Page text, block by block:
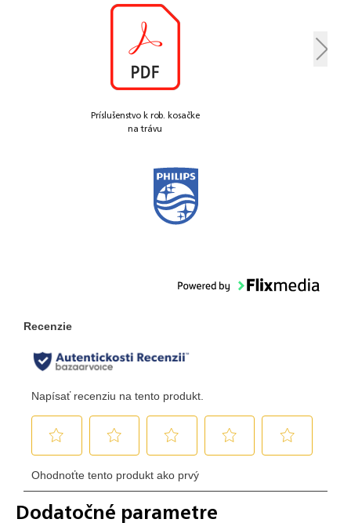
Príslušenstvo k rob. kosačke
na trávu
Dodatočné parametre